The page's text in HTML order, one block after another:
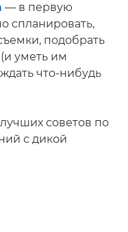
— в первую
спланировать,
подобрать
уметь им
что-нибудь
советов по
с дикой